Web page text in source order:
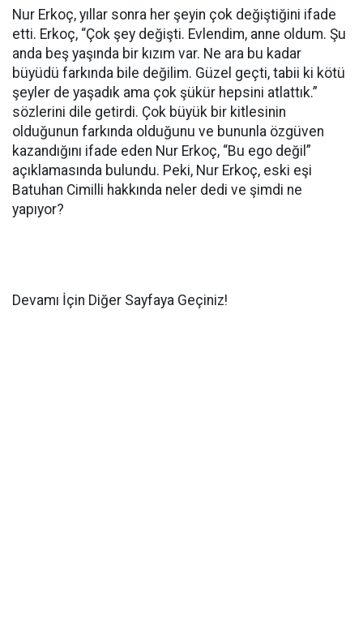
Nur Erkoç, yıllar sonra her şeyin çok değiştiğini ifade
etti. Erkoç, “Çok şey değişti. Evlendim, anne oldum. Şu
anda beş yaşında bir kızım var. Ne ara bu kadar
büyüdü farkında bile değilim. Güzel geçti, tabii ki kötü
şeyler de yaşadık ama çok şükür hepsini atlattık.”
sözlerini dile getirdi. Çok büyük bir kitlesinin
olduğunun farkında olduğunu ve bununla özgüven
kazandığını ifade eden Nur Erkoç, “Bu ego değil”
açıklamasında bulundu. Peki, Nur Erkoç, eski eşi
Batuhan Cimilli hakkında neler dedi ve şimdi ne
yapıyor?
Devamı İçin Diğer Sayfaya Geçiniz!